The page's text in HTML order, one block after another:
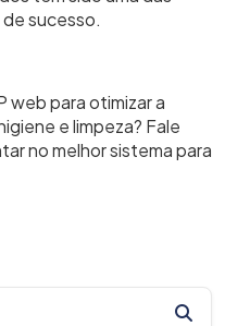
sucesso.
web para otimizar a
e limpeza? Fale
no melhor sistema para